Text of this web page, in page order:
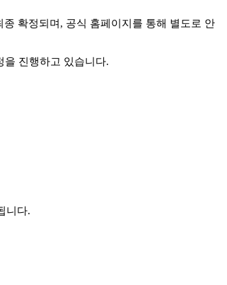
확정되며, 공식 홈페이지를 통해 별도로 안
을 진행하고 있습니다.
니다.